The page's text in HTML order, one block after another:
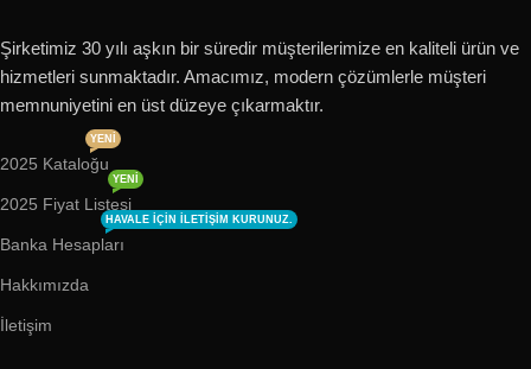
Şirketimiz 30 yılı aşkın bir süredir müşterilerimize en kaliteli ürün ve
hizmetleri sunmaktadır. Amacımız, modern çözümlerle müşteri
memnuniyetini en üst düzeye çıkarmaktır.
2025 Kataloğu
YENI
2025 Fiyat Listesi
YENI
Banka Hesapları
HAVALE IÇIN ILETIŞIM KURUNUZ.
Hakkımızda
İletişim